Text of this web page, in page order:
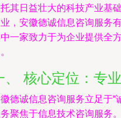
其日益壮大的科技产业基
，安徽德诚信息咨询服务
一家致力于为企业提供全
、 核心定位：专
德诚信息咨询服务立足于“
聚焦于信息技术咨询服务